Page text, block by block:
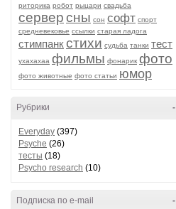
риторика робот рыцари свадьба
серверсны сон софт спорт
средневековье ссылки старая ладога
стимпанкстихи судьба танки тест
ухахахаа фильмы фонарик фото
фото животные фото статьи юмор
-
Рубрики
Everyday (397)
Psyche (26)
тесты (18)
Psycho research (10)
-
Подписка по e-mail